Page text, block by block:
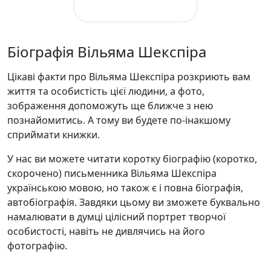
Біографія Вільяма Шекспіра
Цікаві факти про Вільяма Шекспіра розкриють вам
життя та особистість цієї людини, а фото,
зображення допоможуть ще ближче з нею
познайомитись. А тому ви будете по-інакшому
сприймати книжки.
У нас ви можете читати коротку біографію (коротко,
скорочено) письменника Вільяма Шекспіра
українською мовою, но також є і повна біографія,
автобіографія. Завдяки цьому ви зможете буквально
намалювати в думці цілісний портрет творчої
особистості, навіть не дивлячись на його
фотографію.